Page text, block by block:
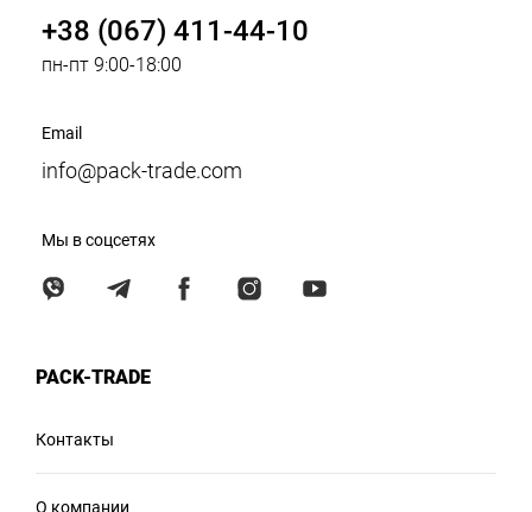
+38 (067) 411-44-10
пн-пт 9:00-18:00
Email
info@pack-trade.com
Мы в соцсетях
PACK-TRADE
Контакты
О компании